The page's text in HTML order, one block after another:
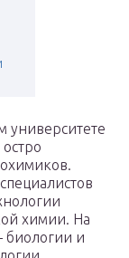
университете
остро
химии. На
биологии и